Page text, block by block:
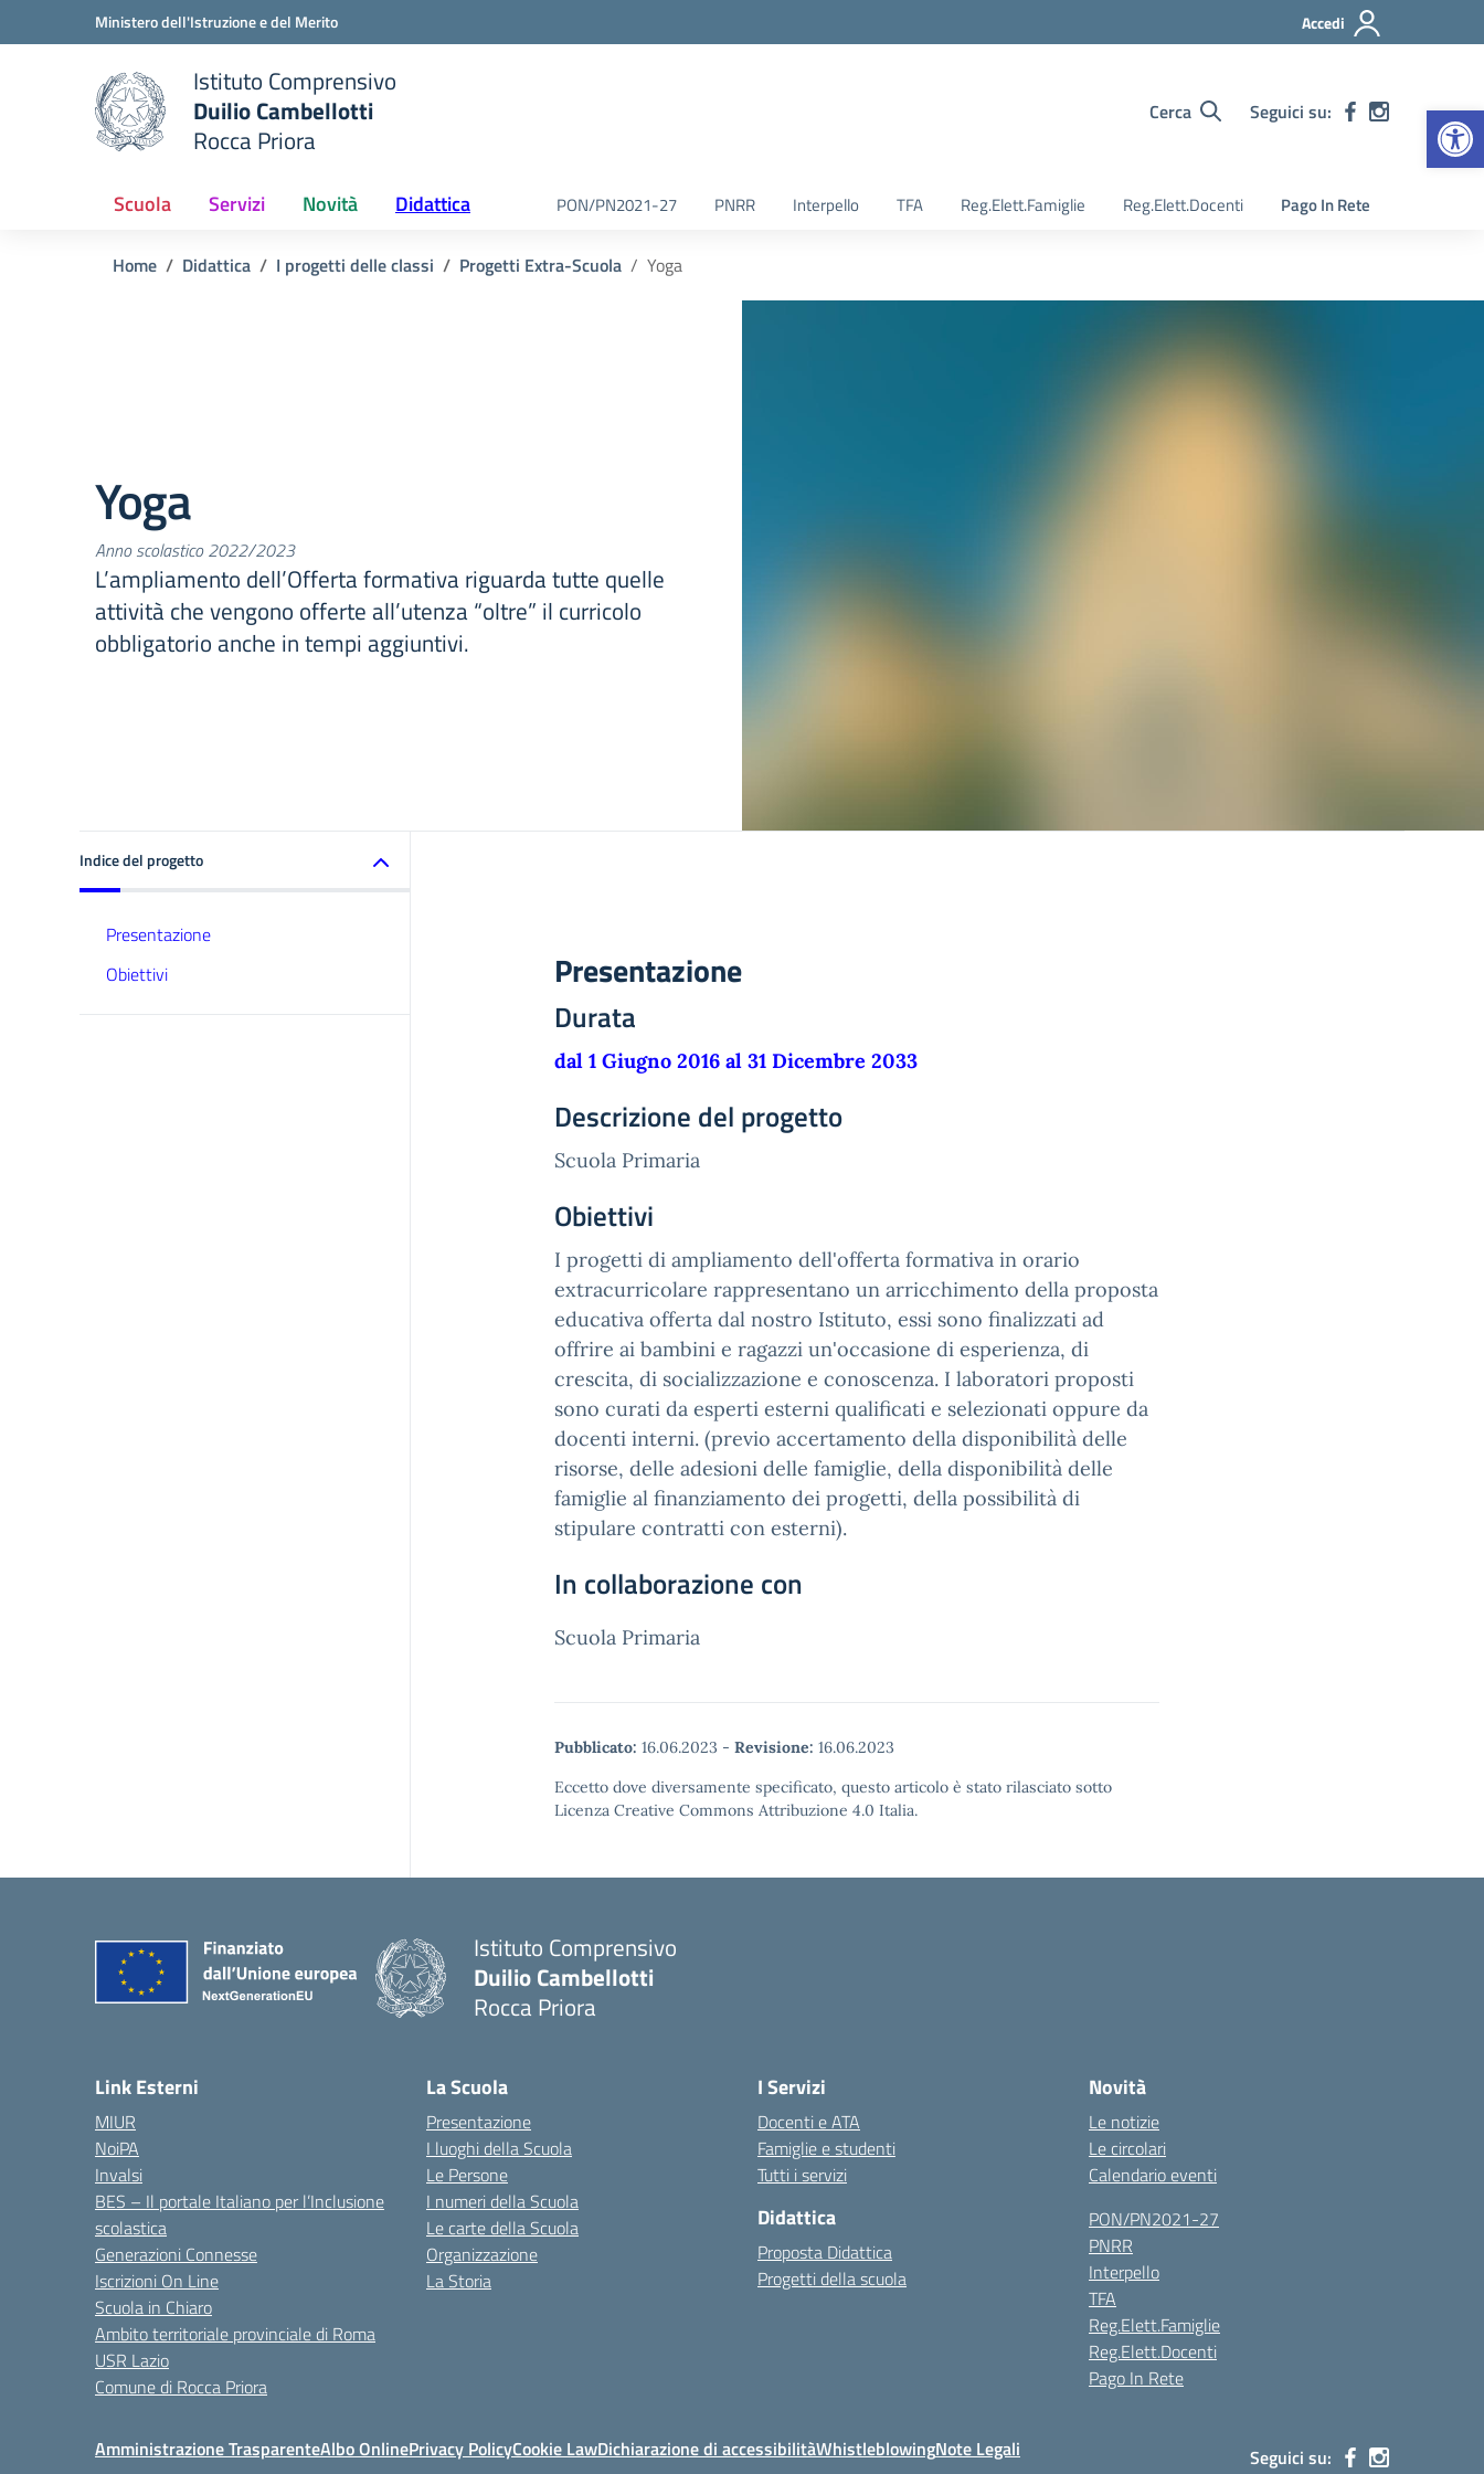
Vai ai contenuti
Vai al menu di navigazioneMinistero dell'Istruzione e del Merito Accedi
scuola
Istituto Comprensivo
Duilio Cambellotti
Rocca Priora
Cerca Seguici su:
Scuola Servizi Novità Didattica PON/PN2021-27 PNRR Interpello TFA Reg.Elett.Famiglie Reg.Elett.Docenti Pago In Rete
Home Didattica I progetti delle classi Progetti Extra-Scuola Yoga
Yoga
Anno scolastico 2022/2023
L’ampliamento dell’Offerta formativa riguarda tutte quelle
attività che vengono offerte all’utenza “oltre” il curricolo
obbligatorio anche in tempi aggiuntivi.
Indice del progetto
Presentazione
Obiettivi
Presentazione
Durata
dal 1 Giugno 2016 al 31 Dicembre 2033
Descrizione del progetto
Scuola Primaria
Obiettivi
I progetti di ampliamento dell'offerta formativa in orario
extracurricolare rappresentano un arricchimento della proposta
educativa offerta dal nostro Istituto, essi sono finalizzati ad
offrire ai bambini e ragazzi un'occasione di esperienza, di
crescita, di socializzazione e conoscenza. I laboratori proposti
sono curati da esperti esterni qualificati e selezionati oppure da
docenti interni. (previo accertamento della disponibilità delle
risorse, delle adesioni delle famiglie, della disponibilità delle
famiglie al finanziamento dei progetti, della possibilità di
stipulare contratti con esterni).
In collaborazione con
Scuola Primaria
Pubblicato: 16.06.2023 - Revisione: 16.06.2023
Eccetto dove diversamente specificato, questo articolo è stato rilasciato sotto
Licenza Creative Commons Attribuzione 4.0 Italia.
Istituto Comprensivo
Duilio Cambellotti
Rocca Priora
Link Esterni
MIUR
NoiPA
Invalsi
BES – Il portale Italiano per l’Inclusione
scolastica
Generazioni Connesse
Iscrizioni On Line
Scuola in Chiaro
Ambito territoriale provinciale di Roma
USR Lazio
Comune di Rocca Priora
La Scuola
Presentazione
I luoghi della Scuola
Le Persone
I numeri della Scuola
Le carte della Scuola
Organizzazione
La Storia
I Servizi
Docenti e ATA
Famiglie e studenti
Tutti i servizi
Didattica
Proposta Didattica
Progetti della scuola
Novità
Le notizie
Le circolari
Calendario eventi
PON/PN2021-27
PNRR
Interpello
TFA
Reg.Elett.Famiglie
Reg.Elett.Docenti
Pago In Rete
Amministrazione TrasparenteAlbo OnlinePrivacy PolicyCookie LawDichiarazione di accessibilitàWhistleblowingNote Legali Seguici su: